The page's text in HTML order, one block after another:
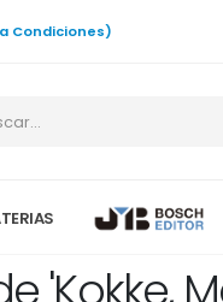
Condiciones)